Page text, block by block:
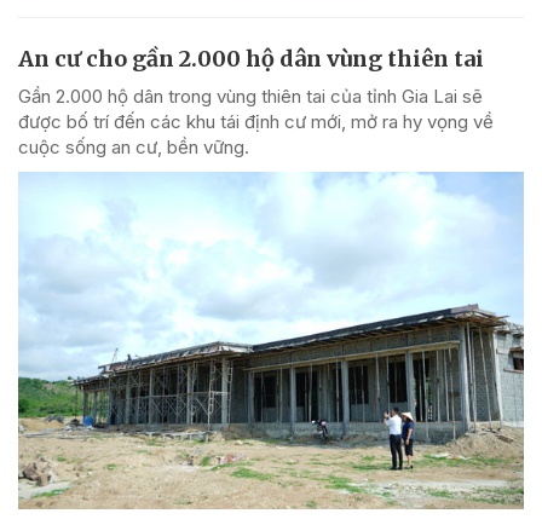
An cư cho gần 2.000 hộ dân vùng thiên tai
Gần 2.000 hộ dân trong vùng thiên tai của tỉnh Gia Lai sẽ
được bố trí đến các khu tái định cư mới, mở ra hy vọng về
cuộc sống an cư, bền vững.